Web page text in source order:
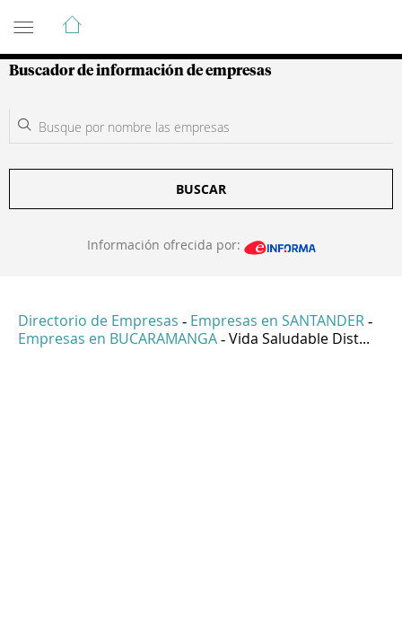
Guía de Empresas Colombianas
Buscador de información de empresas
BUSCAR
Información ofrecida por:
Directorio de Empresas - Empresas en SANTANDER -
Empresas en BUCARAMANGA - Vida Saludable Dist...